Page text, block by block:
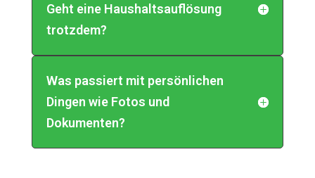
Geht eine Haushaltsauflösung
trotzdem?
Was passiert mit persönlichen
Dingen wie Fotos und
Dokumenten?